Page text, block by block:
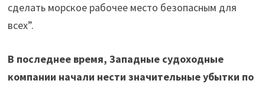
сделать морское рабочее место безопасным для
всех”.
В последнее время, Западные судоходные
компании начали нести значительные убытки по